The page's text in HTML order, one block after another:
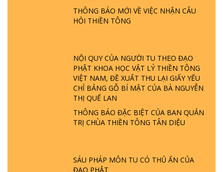
THÔNG BÁO MỚI VỀ VIỆC NHẬN CÂU
HỎI THIỀN TÔNG
NỘI QUY CỦA NGƯỜI TU THEO ĐẠO
PHẬT KHOA HỌC VẬT LÝ THIỀN TÔNG
VIỆT NAM, ĐỀ XUẤT THU LẠI GIẤY YẾU
CHỈ BẢNG GỖ BÍ MẬT CỦA BÀ NGUYỄN
THỊ QUẾ LAN
THÔNG BÁO ĐẶC BIỆT CỦA BAN QUẢN
TRỊ CHÙA THIỀN TÔNG TÂN DIỆU
SÁU PHÁP MÔN TU CÓ THỦ ẤN CỦA
ĐẠO PHẬT
PHẬT GIỚI CÓ THỜI GIAN KHÔNG? |
TTTD
LÀ AI? QUỶ SA TĂNG? | TTTD
GIẢI ĐÁP THIỀN TÔNG ĐẶC BIỆT P22 - TẠI
SAO TRÁI ĐẤT NHIỀU THIÊN TAI - LŨ LỤT
- HỎA HOẠN | TTTD
GIẢI ĐÁP THIỀN TÔNG ĐẶC BIỆT P21 - TẠI